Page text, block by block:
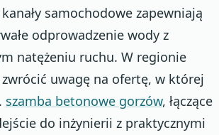
samochodowe zapewniają
odprowadzenie wody z
natężeniu ruchu. W regionie
uwagę na ofertę, w której
szamba betonowe gorzów, łączące
do inżynierii z praktycznymi